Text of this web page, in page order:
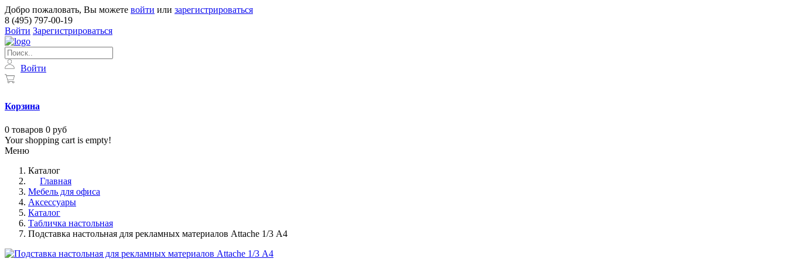
Добро пожаловать, Вы можете войти или зарегистрироваться
8 (495) 797-00-19
Войти Зарегистрироваться
Войти
Корзина
0 товаров 0 руб
Your shopping cart is empty!
Меню
Каталог
Главная
Мебель для офиса
Аксессуары
Каталог
Табличка настольная
Подставка настольная для рекламных материалов Attache 1/3 А4